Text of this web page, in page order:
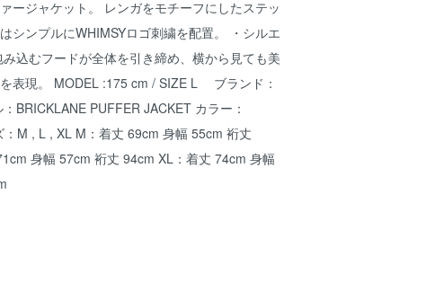
ージャケット。 レンガをモチーフにしたステッ
シンプルにWHIMSYロゴ刺繍を配置。 ・シルエ
込むフードが全体を引き締め、横から見ても美
表現。 MODEL :175 cm / SIZE L ブランド：
BRICKLANE PUFFER JACKET カラー：
：M , L , XL M：着丈 69cm 身幅 55cm 裄丈
身幅 57cm 裄丈 94cm XL：着丈 74cm 身幅